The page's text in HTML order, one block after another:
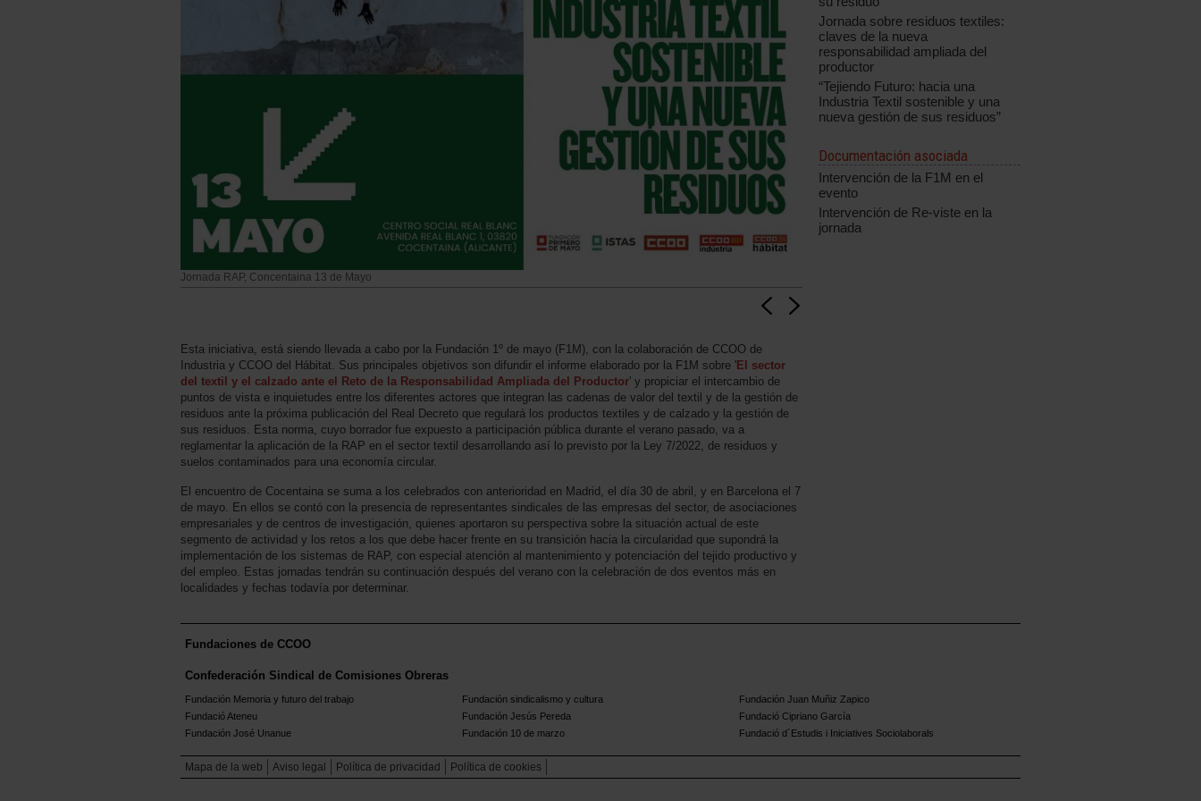
Jornada RAP, Concentaina 13 de Mayo
Esta iniciativa, está siendo llevada a cabo por la Fundación 1º de mayo (F1M), con la colaboración de CCOO de
Industria y CCOO del Hábitat. Sus principales objetivos son difundir el informe elaborado por la F1M sobre ' El sector
del textil y el calzado ante el Reto de la Responsabilidad Ampliada del Productor' y propiciar el intercambio de
puntos de vista e inquietudes entre los diferentes actores que integran las cadenas de valor del textil y de la gestión de
residuos ante la próxima publicación del Real Decreto que regulará los productos textiles y de calzado y la gestión de
sus residuos. Esta norma, cuyo borrador fue expuesto a participación pública durante el verano pasado, va a
reglamentar la aplicación de la RAP en el sector textil desarrollando así lo previsto por la Ley 7/2022, de residuos y
suelos contaminados para una economía circular.
El encuentro de Cocentaina se suma a los celebrados con anterioridad en Madrid, el día 30 de abril, y en Barcelona el 7
de mayo. En ellos se contó con la presencia de representantes sindicales de las empresas del sector, de asociaciones
empresariales y de centros de investigación, quienes aportaron su perspectiva sobre la situación actual de este
segmento de actividad y los retos a los que debe hacer frente en su transición hacia la circularidad que supondrá la
implementación de los sistemas de RAP, con especial atención al mantenimiento y potenciación del tejido productivo y
del empleo. Estas jornadas tendrán su continuación después del verano con la celebración de dos eventos más en
localidades y fechas todavía por determinar.
Jornada sobre residuos textiles:
claves de la nueva
responsabilidad ampliada del
productor
“Tejiendo Futuro: hacia una
Industria Textil sostenible y una
nueva gestión de sus residuos”
Documentación asociada
Intervención de la F1M en el
evento
Intervención de Re-viste en la
jornada
Fundaciones de CCOO
Confederación Sindical de Comisiones Obreras
Fundación Memoria y futuro del trabajo Fundación sindicalismo y cultura
Fundación Juan Muñiz Zapico
Fundació Ateneu
Fundación Jesús Pereda
Fundació Cipriano García
Fundación José Unanue
Fundación 10 de marzo Fundació d´Estudis i Iniciatives Sociolaborals
Mapa de la web Aviso legal Política de privacidad Política de cookies